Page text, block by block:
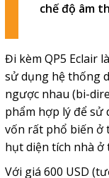
chế độ âm
Đi kèm QP5 Eclair
sử dụng hệ thống
ngược nhau (bi-
phẩm hợp lý để sử
vốn rất phổ biến ở
hụt diện tích nhà ở
Với giá 600 USD